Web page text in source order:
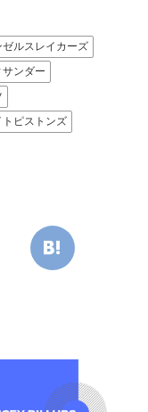
ゼルスレイカーズ
ンダー
ピストンズ